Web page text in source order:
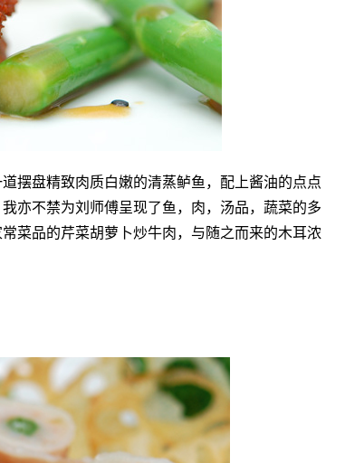
摆盘精致肉质白嫩的清蒸鲈鱼，配上酱油的点点
亦不禁为刘师傅呈现了鱼，肉，汤品，蔬菜的多
菜品的芹菜胡萝卜炒牛肉，与随之而来的木耳浓